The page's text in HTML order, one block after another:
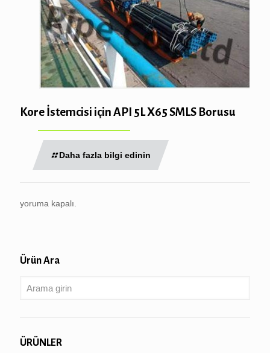
Kore İstemcisi için API 5L X65 SMLS Borusu
Daha fazla bilgi edinin
yoruma kapalı.
Ürün Ara
ÜRÜNLER